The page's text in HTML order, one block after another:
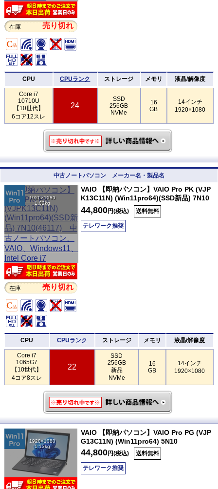
在庫 売り切れ
CPU CPUランク ストレージ メモリ 液晶/解像度
Core i7
10710U
【10世代】
6コア12スレ
24
SSD
256GB
NVMe
16
GB
14インチ
1920×1080
中古ノートパソコン メーカー名・製品名
1920×1080
1.02kg
在庫 売り切れ
VAIO 【即納パソコン】VAIO Pro PK (VJP
K13C11N) (Win11pro64)(SSD新品) 7N10
44,800円(税込) 送料無料
テレワーク推奨
CPU CPUランク ストレージ メモリ 液晶/解像度
Core i7
1065G7
【10世代】
4コア8スレ
22
SSD
256GB
新品
NVMe
16
GB
14インチ
1920×1080
1920×1080
1.13kg
VAIO 【即納パソコン】VAIO Pro PG (VJP
G13C11N) (Win11pro64) 5N10
44,800円(税込) 送料無料
テレワーク推奨